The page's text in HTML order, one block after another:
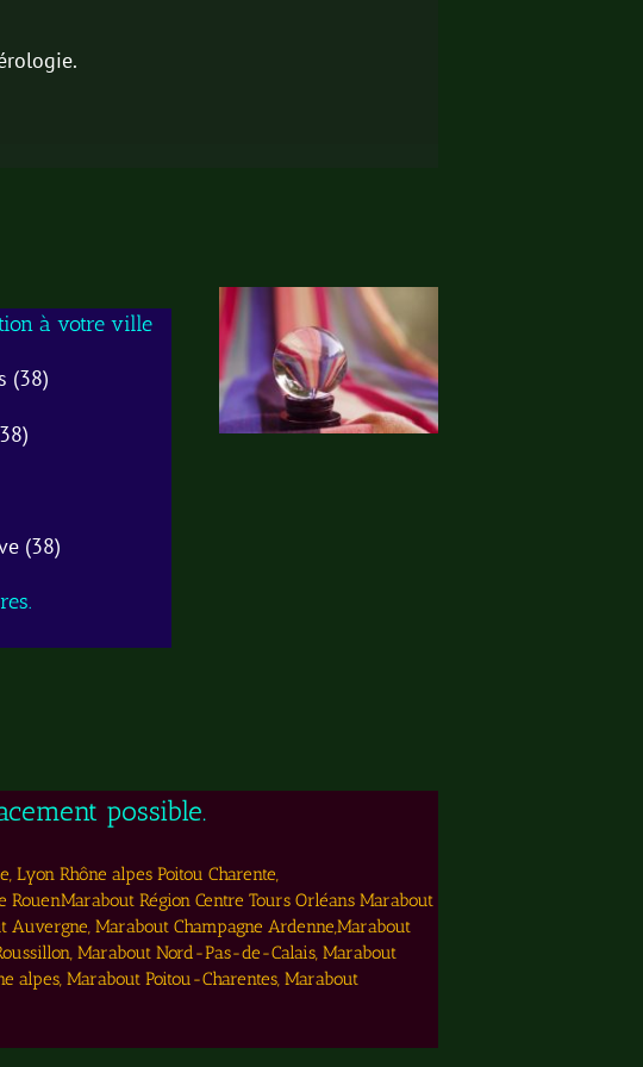
à votre ville
(38)
(38)
possible.
Lyon Rhône alpes Poitou Charente,
Région Centre Tours Orléans Marabout
Marabout Champagne Ardenne,Marabout
Marabout Nord-Pas-de-Calais, Marabout
alpes, Marabout Poitou-Charentes, Marabout